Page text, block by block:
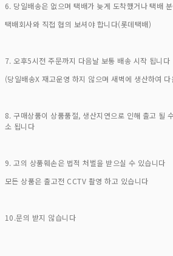
6. 당일배송은 없으며 택배가 늦게 도착했거나 택배
택배회사와 직접 협의 보셔야 합니다(롯데택배)
7. 오후5시전 주문까지 다음날 보통 배송 시작 됩니다
(당일배송X 재고운영 하지 않으며 새벽에 생산하여
8. 구매상품이 상품품절, 생산지연으로 인해 출고 될
소 됩니다
9. 고의 상품훼손은 법적 처벌을 받으실 수 있습니다
모든 상품은 출고전 CCTV 촬영 하고 있습니다
10.문의 받지 않습니다